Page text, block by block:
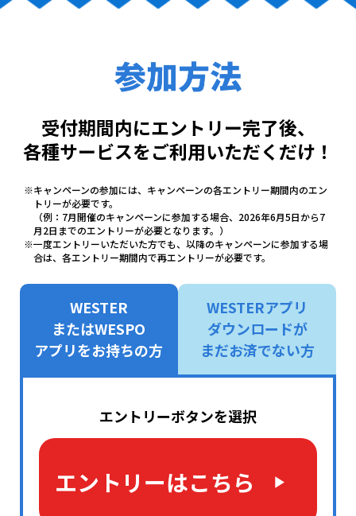
開催
エントリー受付期間
2026年7月5日(日)〜8月2日(日)
西の日：8月2日(日)
受付期間内にエントリー完了後、
各種サービスをご利用いただくだけ！
※キャンペーンの参加には、キャンペーンの各エントリー期間内のエン
トリーが必要です。
（例：7月開催のキャンペーンに参加する場合、2026年6月5日から7
月2日までのエントリーが必要となります。）
※一度エントリーいただいた方でも、以降のキャンペーンに参加する場
合は、各エントリー期間内で再エントリーが必要です。
WESTER
またはWESPO
アプリをお持ちの方
WESTERアプリ
ダウンロードが
まだお済でない方
エントリーボタンを選択
エントリーはこちら